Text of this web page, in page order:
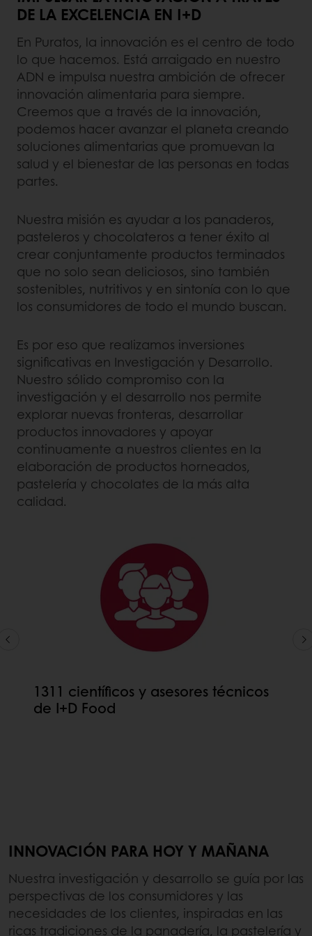
DE LA EXCELENCIA EN I+D
En Puratos, la innovación es el centro de todo
lo que hacemos. Está arraigado en nuestro
ADN e impulsa nuestra ambición de ofrecer
innovación alimentaria para siempre.
Creemos que a través de la innovación,
podemos hacer avanzar el planeta creando
soluciones alimentarias que promuevan la
salud y el bienestar de las personas en todas
partes.
Nuestra misión es ayudar a los panaderos,
pasteleros y chocolateros a tener éxito al
crear conjuntamente productos terminados
que no solo sean deliciosos, sino también
sostenibles, nutritivos y en sintonía con lo que
los consumidores de todo el mundo buscan.
Es por eso que realizamos inversiones
significativas en Investigación y Desarrollo.
Nuestro sólido compromiso con la
investigación y el desarrollo nos permite
explorar nuevas fronteras, desarrollar
productos innovadores y apoyar
continuamente a nuestros clientes en la
elaboración de productos horneados,
pastelería y chocolates de la más alta
calidad.
1311 científicos y asesores técnicos
de I+D Food
INNOVACIÓN PARA HOY Y MAÑANA
Nuestra investigación y desarrollo se guía por las
perspectivas de los consumidores y las
necesidades de los clientes, inspiradas en las
ricas tradiciones de la panadería, la pastelería y